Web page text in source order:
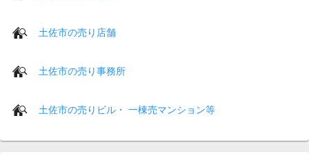
土佐市の売り店舗
土佐市の売り事務所
土佐市の売りビル・ 一棟売マンション等